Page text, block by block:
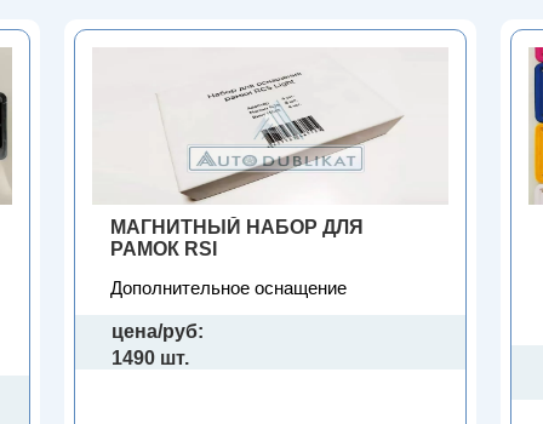
МАГНИТНЫЙ НАБОР ДЛЯ
РАМОК RSI
Дополнительное оснащение
цена/руб:
1490 шт.